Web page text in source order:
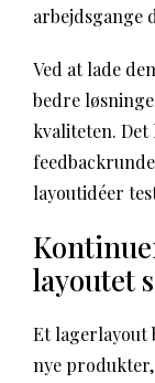
arbejdsgange
Ved at lade
bedre
kvaliteten.
layoutidéer
layoutet
Et lagerlayout
nye